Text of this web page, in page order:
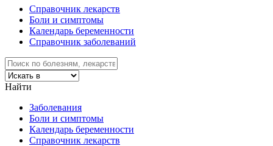
Справочник лекарств
Боли и симптомы
Календарь беременности
Справочник заболеваний
Найти
Заболевания
Боли и симптомы
Календарь беременности
Справочник лекарств